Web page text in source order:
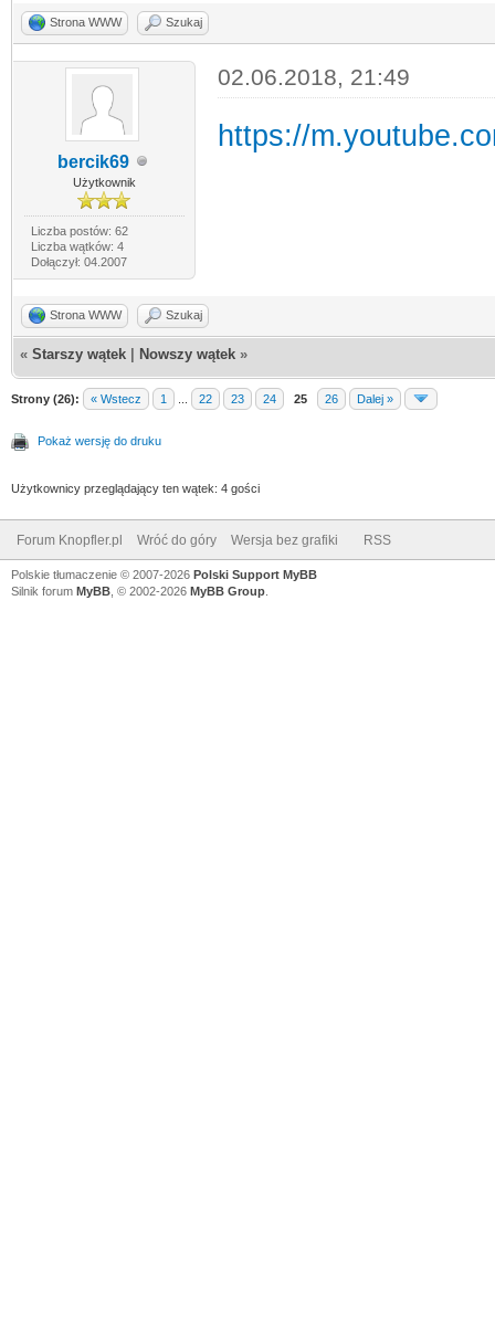
Strona WWW Szukaj
bercik69
Użytkownik
Liczba postów: 62
Liczba wątków: 4
Dołączył: 04.2007
02.06.2018, 21:49
https://
Strona WWW Szukaj
« Starszy wątek Nowszy wątek »
Strony (26): « Wstecz 1 22 23 24 25 26 Dalej »
Pokaż wersję do druku
Użytkownicy przeglądający ten wątek: 4 gości
Forum Knopfler.pl Wróć do góry Wersja bez grafiki RSS
Polskie tłumaczenie © 2007-2026 Polski Support MyBB
Silnik forum MyBB , © 2002-2026 MyBB Group